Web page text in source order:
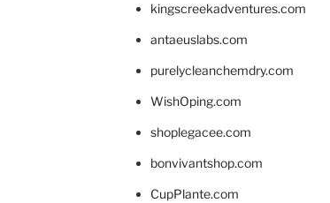
kingscreekadventures.com
antaeuslabs.com
purelycleanchemdry.com
WishOping.com
shoplegacee.com
bonvivantshop.com
CupPlante.com